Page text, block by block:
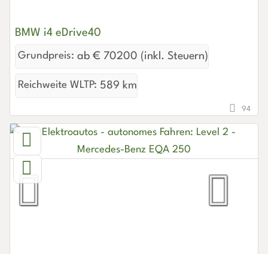
BMW i4 eDrive40
Grundpreis: ab € 70200 (inkl. Steuern)
Reichweite WLTP: 589 km
94